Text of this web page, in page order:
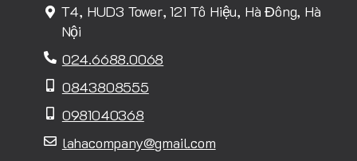
T4, HUD3 Tower, 121 Tô Hiệu, Hà Đông, Hà
Nội
024.6688.0068
0843808555
0981040368
lahacompany@gmail.com